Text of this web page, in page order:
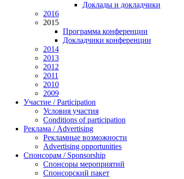
Доклады и докладчики
2016
2015
Программа конференции
Докладчики конференции
2014
2013
2012
2011
2010
2009
Участие / Рarticipation
Условия участия
Conditions of participation
Реклама / Advertising
Рекламные возможности
Advertising opportunities
Спонсорам / Sponsorship
Спонсоры мероприятий
Спонсорский пакет